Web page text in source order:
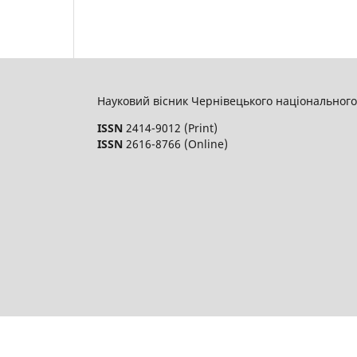
Науковий вісник Чернівецького
ISSN 2414-9012 (Print)
ISSN 2616-8766 (Online)